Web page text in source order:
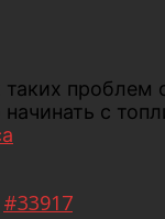
таких
с
#33917